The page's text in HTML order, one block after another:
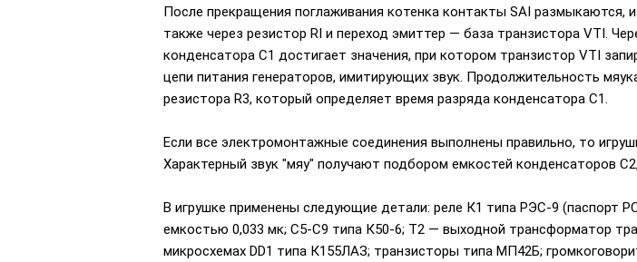
После прекращения поглаживания котенка контакты SAI размыкаются,
также через резистор RI и переход эмиттер — база транзистора VTI.
конденсатора С1 достигает значения, при котором транзистор VTI
цепи питания генераторов, имитирующих звук. Продолжительность
резистора R3, который определяет время разряда конденсатора С1.
Если все электромонтажные соединения выполнены правильно, то
Характерный звук "мяу" получают подбором емкостей конденсаторов
В игрушке применены следующие детали: реле К1 типа РЭС-9 (паспорт
емкостью 0,033 мк; С5-С9 типа К50-6; Т2 — выходной трансформатор
микросхемах DD1 типа К155ЛАЗ; транзисторы типа МП42Б;